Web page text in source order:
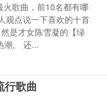
火歌曲，前10名都有哪
观点说一下喜欢的十首
是才女陈雪凝的【绿
潮。 还...
行歌曲